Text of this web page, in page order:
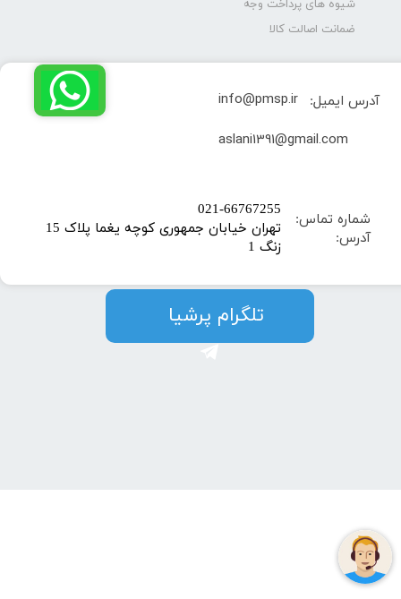
شیوه های پرداخت وجه
ضمانت اصالت کالا
شماره تماس:
آدرس:
​021-66767255
تهران خیابان جمهوری کوچه یغما پلاک 15
زنگ 1
آدرس ایمیل:
info@pmsp.ir
​aslani1391@gmail.com
​​​​تلگرام پرشیا